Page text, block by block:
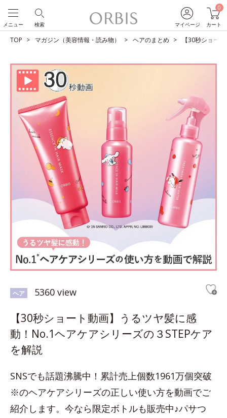
マイページ
0
カート
検索
メニュー
TOP マガジン（美容情報・読み物） ヘアのまとめ 【30秒ショー
ヘア 5360 view
【30秒ショート動画】うるツヤ髪に感
動！No.1ヘアケアシリーズの３STEPケア
を解説
SNSでも話題沸騰中！累計売上個数1961万個突破
※のヘアケアシリーズの正しい使い方を動画でご
紹介します。今なら限定ボトルも販売中♪パサつ